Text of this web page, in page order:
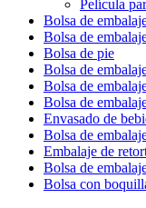
Película
Bolsa de
Bolsa de
Bolsa de pie
Bolsa de
Bolsa de
Bolsa de
Envasado de
Bolsa de
Embalaje de
Bolsa de
Bolsa con